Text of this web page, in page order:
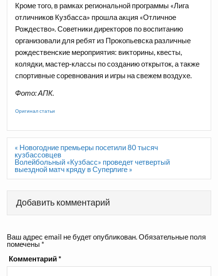
Кроме того, в рамках региональной программы «Лига
отличников Кузбасса» прошла акция «Отличное
Рождество». Советники директоров по воспитанию
организовали для ребят из Прокопьевска различные
рождественские мероприятия: викторины, квесты,
колядки, мастер-классы по созданию открыток, а также
спортивные соревнования и игры на свежем воздухе.
Фото: АПК.
Оригинал статьи
Навигация
по
записям
« Новогодние премьеры посетили 80 тысяч
кузбассовцев
Волейбольный «Кузбасс» проведет четвертый
выездной матч кряду в Суперлиге »
Добавить комментарий
Ваш адрес email не будет опубликован.Обязательные поля
помечены *
Комментарий*